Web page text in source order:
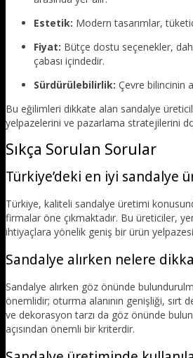
Estetik: Modern tasarımlar,
Fiyat: Bütçe dostu seçenekler,
çabası içindedir.
Sürdürülebilirlik: Çevre bilincinin
Bu eğilimleri dikkate alan sandalye
yelpazelerini ve pazarlama stratejilerini
Sıkça Sorulan Sorular
Türkiye’deki en iyi sandalye
Türkiye, kaliteli sandalye üretimi
firmalar öne çıkmaktadır. Bu üreticiler,
ihtiyaçlara yönelik geniş bir ürün
Sandalye alırken nelere
Sandalye alırken göz önünde
önemlidir; oturma alanının genişliği, sırt
ve dekorasyon tarzı da göz önünde
açısından önemli bir kriterdir.